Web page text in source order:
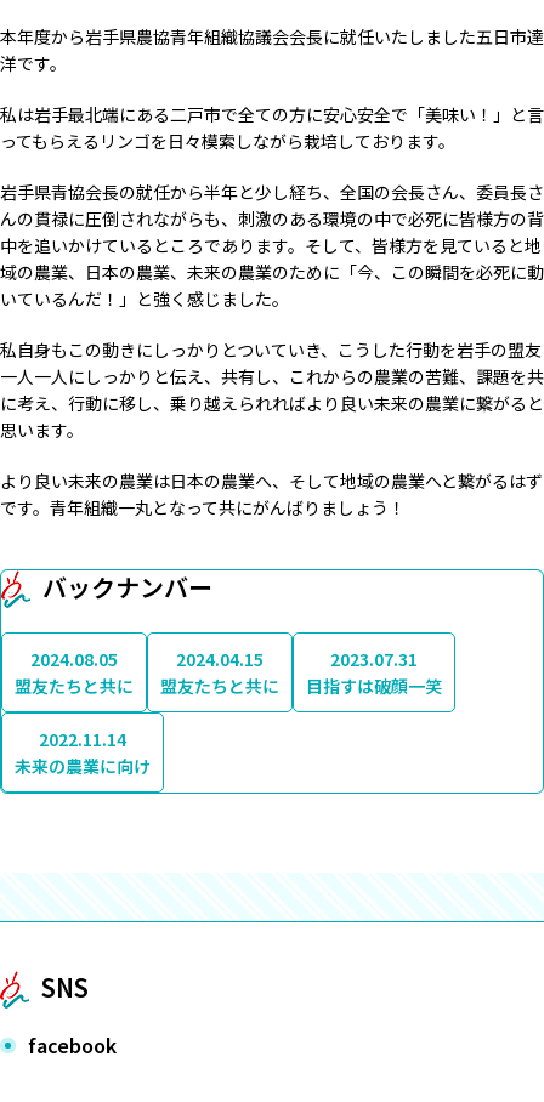
本年度から岩手県農協青年組織協議会会長に就任いたしました五日市達
洋です。
私は岩手最北端にある二戸市で全ての方に安心安全で「美味い！」と言
ってもらえるリンゴを日々模索しながら栽培しております。
岩手県青協会長の就任から半年と少し経ち、全国の会長さん、委員長さ
んの貫禄に圧倒されながらも、刺激のある環境の中で必死に皆様方の背
中を追いかけているところであります。そして、皆様方を見ていると地
域の農業、日本の農業、未来の農業のために「今、この瞬間を必死に動
いているんだ！」と強く感じました。
私自身もこの動きにしっかりとついていき、こうした行動を岩手の盟友
一人一人にしっかりと伝え、共有し、これからの農業の苦難、課題を共
に考え、行動に移し、乗り越えられればより良い未来の農業に繋がると
思います。
より良い未来の農業は日本の農業へ、そして地域の農業へと繋がるはず
です。青年組織一丸となって共にがんばりましょう！
バックナンバー
2024.08.05
盟友たちと共に
2024.04.15
盟友たちと共に
2023.07.31
目指すは破顔一笑
2022.11.14
未来の農業に向け
SNS
facebook